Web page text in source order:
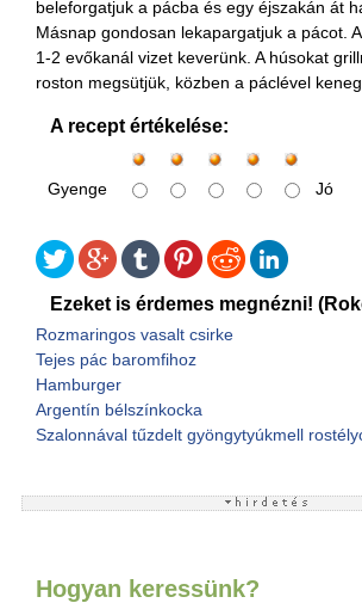
beleforgatjuk a pácba és egy éjszakán át
Másnap gondosan lekapargatjuk a pácot.
1-2 evőkanál vizet keverünk. A húsokat
roston megsütjük, közben a páclével
A recept értékelése:
Gyenge
Jó
Ezeket is érdemes megnézni!
Rozmaringos vasalt csirke
Tejes pác baromfihoz
Hamburger
Argentín bélszínkocka
Szalonnával tűzdelt gyöngytyúkmell
Hogyan keressünk?